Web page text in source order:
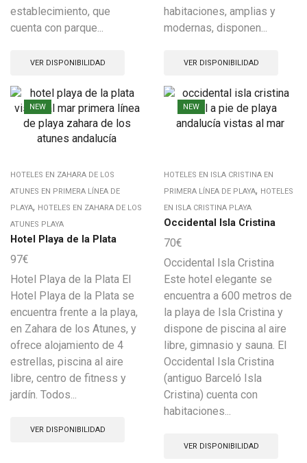
establecimiento, que
cuenta con parque...
VER DISPONIBILIDAD
habitaciones, amplias y
modernas, disponen...
VER DISPONIBILIDAD
NEW
HOTELES EN ZAHARA DE LOS
ATUNES EN PRIMERA LÍNEA DE
PLAYA, HOTELES EN ZAHARA DE LOS
ATUNES PLAYA
Hotel Playa de la Plata
97€
Hotel Playa de la Plata El
Hotel Playa de la Plata se
encuentra frente a la playa,
en Zahara de los Atunes, y
ofrece alojamiento de 4
estrellas, piscina al aire
libre, centro de fitness y
jardín. Todos...
VER DISPONIBILIDAD
NEW
HOTELES EN ISLA CRISTINA EN
PRIMERA LÍNEA DE PLAYA, HOTELES
EN ISLA CRISTINA PLAYA
Occidental Isla Cristina
70€
Occidental Isla Cristina
Este hotel elegante se
encuentra a 600 metros de
la playa de Isla Cristina y
dispone de piscina al aire
libre, gimnasio y sauna. El
Occidental Isla Cristina
(antiguo Barceló Isla
Cristina) cuenta con
habitaciones...
VER DISPONIBILIDAD